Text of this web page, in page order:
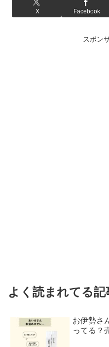
X Facebook
スポン
よく読まれてる記
お伊勢さ
ってる？